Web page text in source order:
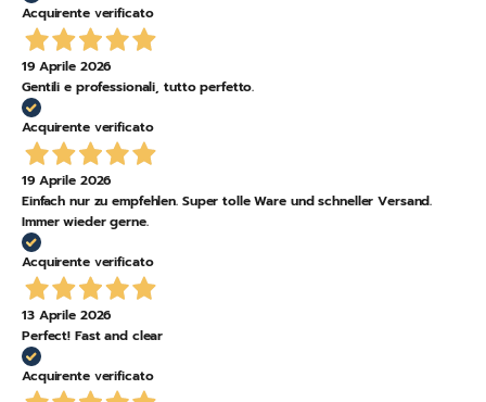
Acquirente verificato
19 Aprile 2026
Gentili e professionali, tutto perfetto.
Acquirente verificato
19 Aprile 2026
Einfach nur zu empfehlen. Super tolle Ware und schneller Versand.
Immer wieder gerne.
Acquirente verificato
13 Aprile 2026
Perfect! Fast and clear
Acquirente verificato